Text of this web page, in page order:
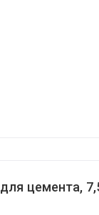
цемента,